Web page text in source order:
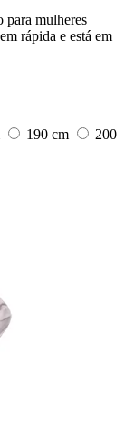
mulheres
rápida e está em
190 cm
200